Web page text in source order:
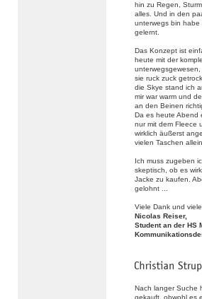
hin zu Regen,
alles. Und in den
unterwegs bin habe
gelernt.
Das Konzept ist
heute mit der
sie ruck zuck
die Skye stand ich
mir war warm und
an den Beinen
Da es heute Abend
nur mit dem Fleece
wirklich äußerst
vielen Taschen
Ich muss zugeben
skeptisch, ob es
Jacke zu kaufen.
gelohnt ...
Viele Dank und
Nicolas Reiser,
Student an der HS
Nach langer Suche
gekauft, obwohl es